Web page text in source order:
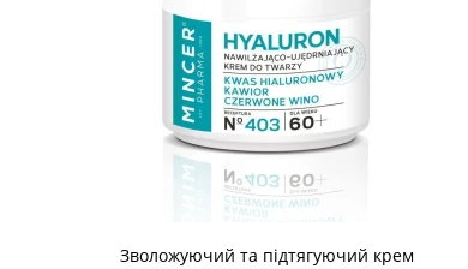
Зволожуючий та підтягуючий крем